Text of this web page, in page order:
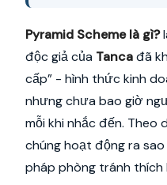
Pyramid Scheme là gì?
độc giả của Tancađã
cấp” - hình thức kinh
nhưng chưa bao giờ
mỗi khi nhắc đến. Theo
chúng hoạt động ra
pháp phòng tránh thích